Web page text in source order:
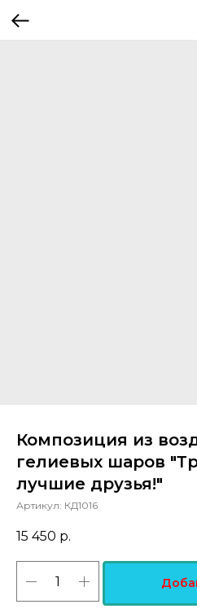
Композиция из
гелиевых шаров
лучшие друзья!"
Артикул: КД1016
15 450 р.